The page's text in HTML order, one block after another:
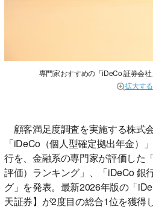
専門家おすすめの「iDeCo 証券会
拡大する
顧客満足度調査を実施する株式
「iDeCo（個人型確定拠出年金）
行を、金融系の専門家が評価した
評価）ランキング」、「iDeCo 銀
グ」を発表。最新2026年版の「
天証券】が2度目の総合1位を獲得